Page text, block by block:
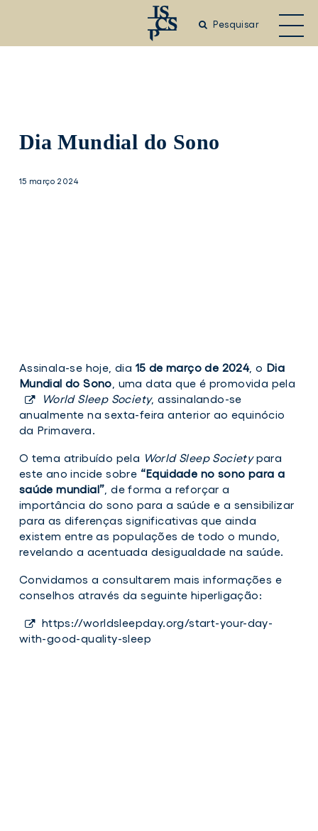
Pesquisar
Dia Mundial do Sono
15 março 2024
Assinala-se hoje, dia 15 de março de 2024, o Dia
Mundial do Sono , uma data que é promovida pela
World Sleep Society, assinalando-se
anualmente na sexta-feira anterior ao equinócio
da Primavera.
O tema atribuído pela World Sleep Societypara
este ano incide sobre “Equidade no sono para a
saúde mundial” , de forma a reforçar a
importância do sono para a saúde e a sensibilizar
para as diferenças significativas que ainda
existem entre as populações de todo o mundo,
revelando a acentuada desigualdade na saúde.
Convidamos a consultarem mais informações e
conselhos através da seguinte hiperligação:
https://worldsleepday.org/start-your-day-
with-good-quality-sleep